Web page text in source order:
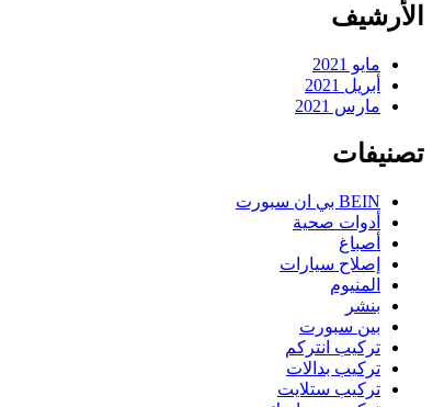
الأرشيف
مايو 2021
أبريل 2021
مارس 2021
تصنيفات
BEIN بي ان سبورت
أدوات صحية
أصباغ
إصلاح سيارات
المنيوم
بنشر
بين سبورت
تركيب انتركم
تركيب بدالات
تركيب ستلايت